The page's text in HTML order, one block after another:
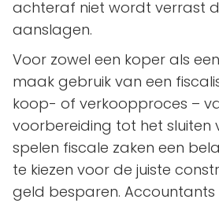
achteraf niet wordt verrast
aanslagen.
Voor zowel een koper als
maak gebruik van een
koop- of verkoopproces –
voorbereiding tot het sluiten
spelen fiscale zaken een
te kiezen voor de juiste
geld besparen. Accountants